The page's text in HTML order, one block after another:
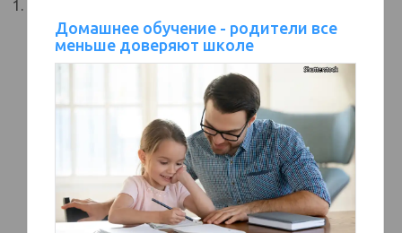
Домашнее обучение - родители все
меньше доверяют школе